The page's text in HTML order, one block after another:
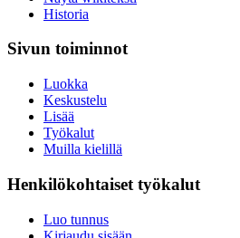
Historia
Sivun toiminnot
Luokka
Keskustelu
Lisää
Työkalut
Muilla kielillä
Henkilökohtaiset työkalut
Luo tunnus